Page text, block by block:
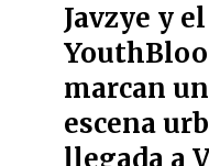
Javzye y
marcan
escena
llegada a